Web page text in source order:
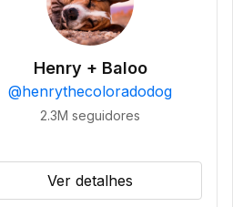
Henry + Baloo
@henrythecoloradodog
2.3M seguidores
Ver detalhes